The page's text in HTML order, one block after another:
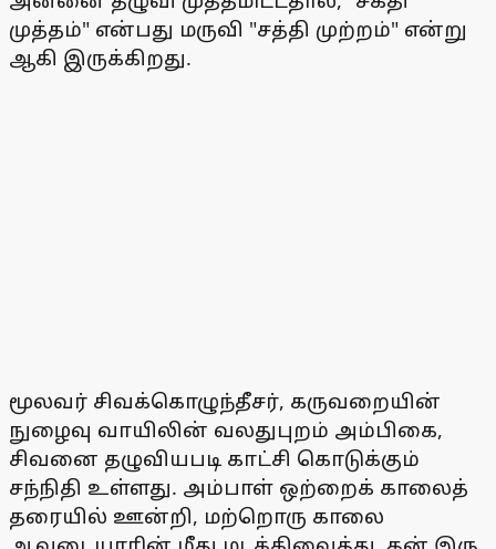
முத்தம்" என்பது மருவி "சத்தி முற்றம்" என்று
ஆகி இருக்கிறது.
மூலவர் சிவக்கொழுந்தீசர், கருவறையின்
நுழைவு வாயிலின் வலதுபுறம் அம்பிகை,
சிவனை தழுவியபடி காட்சி கொடுக்கும்
சந்நிதி உள்ளது. அம்பாள் ஒற்றைக் காலைத்
தரையில் ஊன்றி, மற்றொரு காலை